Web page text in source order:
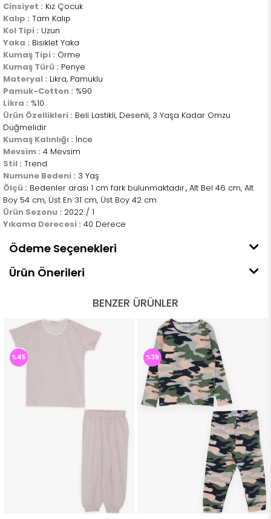
Cinsiyet : Kız Çocuk
Kalıp : Tam Kalıp
Kol Tipi : Uzun
Yaka : Bisiklet Yaka
Kumaş Tipi : Örme
Kumaş Türü : Penye
Materyal : Likra, Pamuklu
Pamuk-Cotton : %90
Likra : %10
Ürün Özellikleri : Beli Lastikli, Desenli, 3 Yaşa Kadar Omzu
Düğmelidir
Kumaş Kalınlığı : İnce
Mevsim : 4 Mevsim
Stil : Trend
Numune Bedeni : 3 Yaş
Ölçü : Bedenler arası 1 cm fark bulunmaktadır., Alt Bel 46 cm, Alt
Boy 54 cm, Üst En 31 cm, Üst Boy 42 cm
Ürün Sezonu : 2022 / 1
Yıkama Derecesi : 40 Derece
Ödeme Seçenekleri
Ürün Önerileri
BENZER ÜRÜNLER
%45 %39